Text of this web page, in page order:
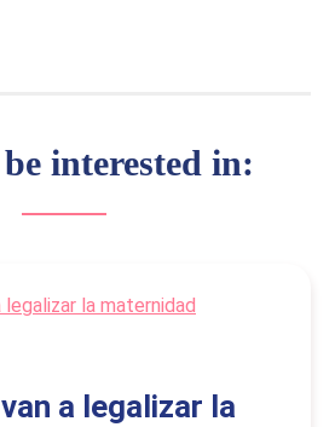
interested in:
a legalizar la